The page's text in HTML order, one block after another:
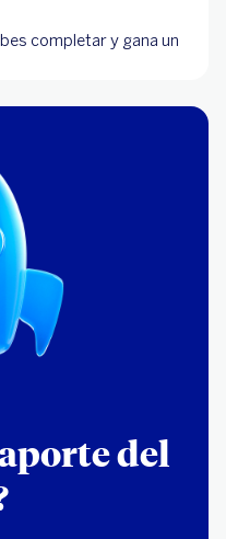
completar y gana un
del